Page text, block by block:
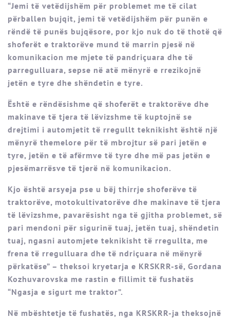
“Jemi të vetëdijshëm për problemet me të cilat
përballen bujqit, jemi të vetëdijshëm për punën e
rëndë të punës bujqësore, por kjo nuk do të thotë që
shoferët e traktorëve mund të marrin pjesë në
komunikacion me mjete të pandriçuara dhe të
parregulluara, sepse në atë mënyrë e rrezikojnë
jetën e tyre dhe shëndetin e tyre.
Është e rëndësishme që shoferët e traktorëve dhe
makinave të tjera të lëvizshme të kuptojnë se
drejtimi i automjetit të rregullt teknikisht është një
mënyrë themelore për të mbrojtur së pari jetën e
tyre, jetën e të afërmve të tyre dhe më pas jetën e
pjesëmarrësve të tjerë në komunikacion.
Kjo është arsyeja pse u bëj thirrje shoferëve të
traktorëve, motokultivatorëve dhe makinave të tjera
të lëvizshme, pavarësisht nga të gjitha problemet, së
pari mendoni për sigurinë tuaj, jetën tuaj, shëndetin
tuaj, ngasni automjete teknikisht të rregullta, me
frena të rregulluara dhe të ndriçuara në mënyrë
përkatëse” – theksoi kryetarja e KRSKRR-së, Gordana
Kozhuvarovska me rastin e fillimit të fushatës
“Ngasja e sigurt me traktor”.
Në mbështetje të fushatës, nga KRSKRR-ja theksojnë